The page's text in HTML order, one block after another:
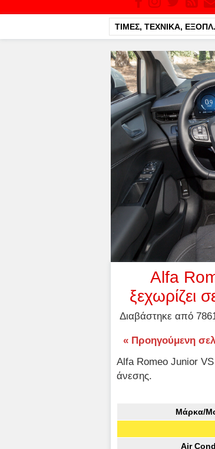
Alfa
ξεχωρίζει
Διαβάστηκε από
« Προηγούμενη
Alfa Romeo Junior VS
άνεσης.
Μάρκα/
Air